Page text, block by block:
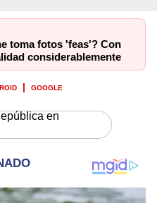
toma fotos 'feas'? Con
considerablemente
GOOGLE
en